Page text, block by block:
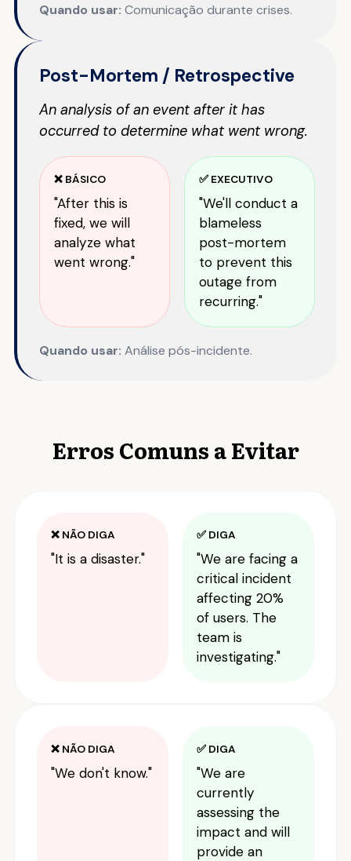
Quando usar: Comunicação durante crises.
Post-Mortem / Retrospective
An analysis of an event after it has
occurred to determine what went wrong.
❌ BÁSICO
"After this is
fixed, we will
analyze what
went wrong."
✅ EXECUTIVO
"We'll conduct a
blameless
post-mortem
to prevent this
outage from
recurring."
Quando usar: Análise pós-incidente.
Erros Comuns a Evitar
❌ NÃO DIGA
"It is a disaster."
✅ DIGA
"We are facing a
critical incident
affecting 20%
of users. The
team is
investigating."
❌ NÃO DIGA
"We don't know."
✅ DIGA
"We are
currently
assessing the
impact and will
provide an